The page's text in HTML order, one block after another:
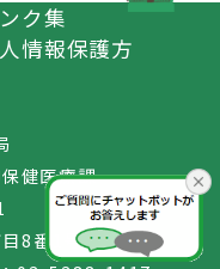
ク集
情報保護方
健医療課
目8番1号